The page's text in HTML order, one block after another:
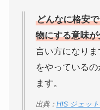
どんなに格安
物にする意味
言い方になり
をやっている
ます。
出典： HIS ジェッ